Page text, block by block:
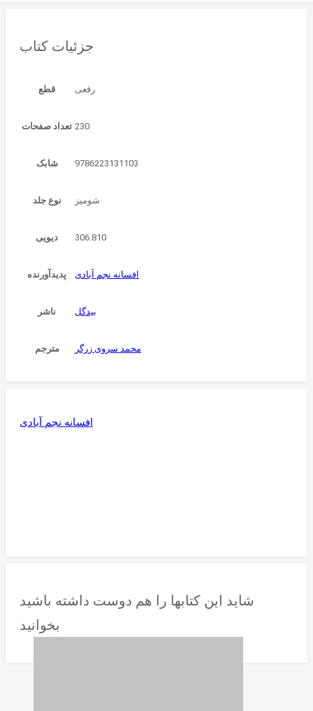
جزئیات کتاب
قطع
تعداد صفحات 230
شابک 9786223131103
نوع جلد شومیز
دیویی 306.810
پدیدآورنده افسانه نجم آبادی
ناشر بیدگل
مترجم محمد سروی زرگر
افسانه نجم آبادی
شاید این کتابها را هم دوست داشته باشید
بخوانید